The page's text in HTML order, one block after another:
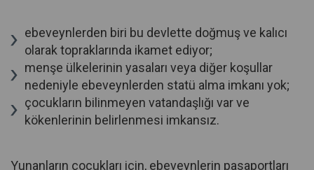
ebeveynlerden biri bu devlette doğmuş ve kalıcı
olarak topraklarında ikamet ediyor;
menşe ülkelerinin yasaları veya diğer koşullar
nedeniyle ebeveynlerden statü alma imkanı yok;
çocukların bilinmeyen vatandaşlığı var ve
kökenlerinin belirlenmesi imkansız.
Yunanların çocukları için, ebeveynlerin pasaportları